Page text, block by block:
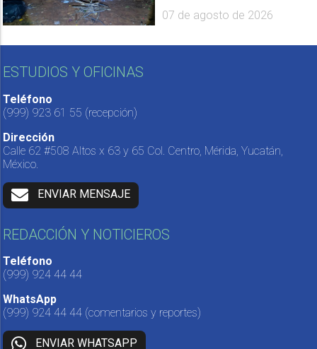
07 de agosto de 2026
ESTUDIOS Y OFICINAS
Teléfono
(999) 923 61 55 (recepción)
Dirección
Calle 62 #508 Altos x 63 y 65 Col. Centro, Mérida, Yucatán,
México.
ENVIAR MENSAJE
REDACCIÓN Y NOTICIEROS
Teléfono
(999) 924 44 44
WhatsApp
(999) 924 44 44 (comentarios y reportes)
ENVIAR WHATSAPP